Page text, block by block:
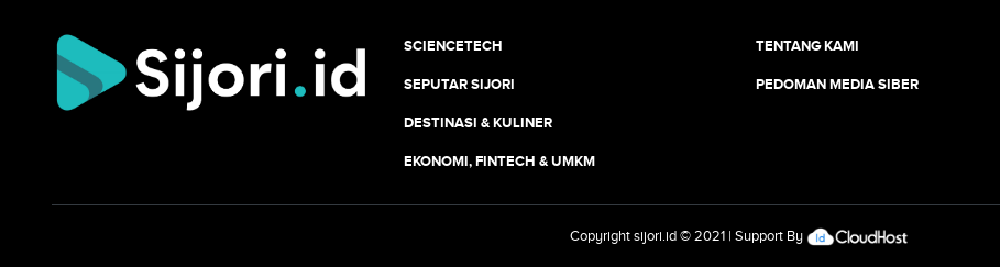
SCIENCETECH
SEPUTAR SIJORI
DESTINASI & KULINER
EKONOMI, FINTECH & UMKM
TENTANG KAMI
PEDOMAN MEDIA SIBER
Copyright sijori.id© 2021 | Support By